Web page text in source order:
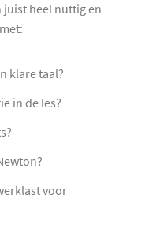
heel nuttig en
klare taal?
in de les?
voor